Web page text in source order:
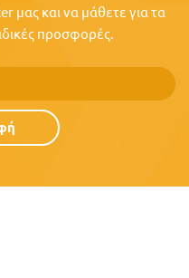
μας και να μάθετε για τα
προσφορές.